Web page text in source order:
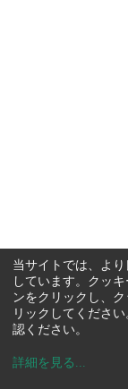
当サイトでは、よ
しています。クッ
ンをクリックし、
リックしてくださ
認ください。
詳細を見る ...